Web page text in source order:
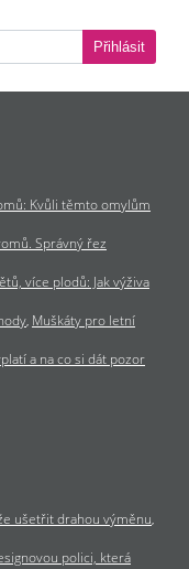
Přihlásit
Kvůli těmto omylům
Správný řez
více plodů: Jak výživa
Muškáty pro letní
a na co si dát pozor
ušetřit drahou výměnu
polici, která